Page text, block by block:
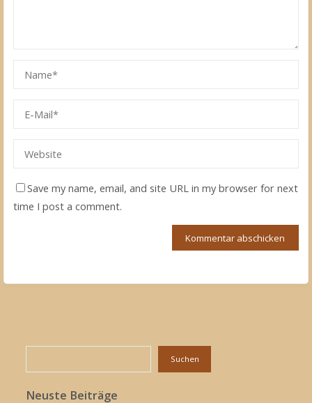
Save my name, email, and site URL in my browser for next
time I post a comment.
Suchen
Neuste Beiträge